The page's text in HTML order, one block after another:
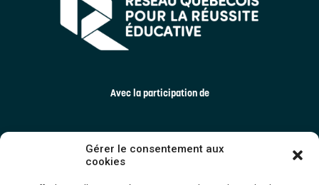
Gérer le consentement aux
cookies
Avec la participation de